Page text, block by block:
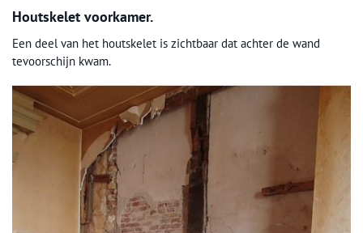
Houtskelet voorkamer.
Een deel van het houtskelet is zichtbaar dat achter de wand
tevoorschijn kwam.